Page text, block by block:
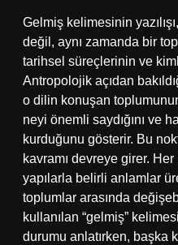
Gelmiş kelimesinin
değil, aynı zamanda bir
tarihsel süreçlerinin ve
Antropolojik açıdan
o dilin konuşan toplumunun
neyi önemli saydığını ve
kurduğunu gösterir. Bu
kavramı devreye girer.
yapılarla belirli anlamlar
toplumlar arasında
kullanılan “gelmiş”
durumu anlatırken, başka